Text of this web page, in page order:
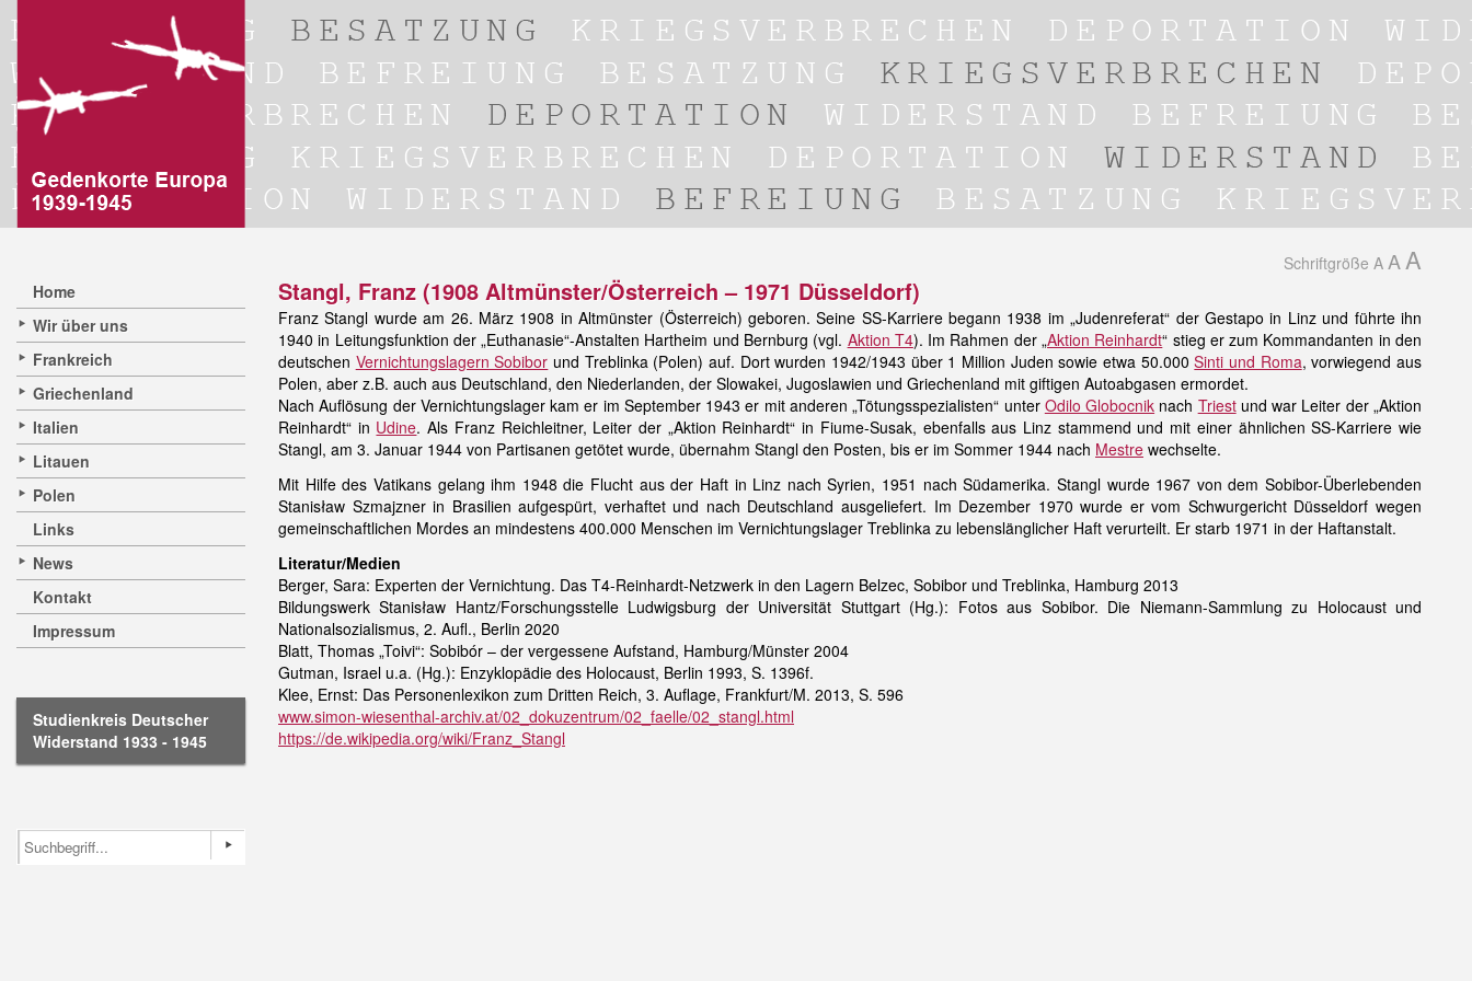
Home
Wir über uns
Frankreich
Griechenland
Italien
Litauen
Polen
Links
News
Kontakt
Impressum
Studienkreis Deutscher
Widerstand 1933 - 1945
Schriftgröße A A A
Stangl, Franz (1908 Altmünster/Österreich – 1971 Düsseldorf)
Franz Stangl wurde am 26. März 1908 in Altmünster (Österreich) geboren. Seine SS-Karriere begann 1938 im „Judenreferat“ der Gestapo in Linz und führte ihn
1940 in Leitungsfunktion der „Euthanasie“-Anstalten Hartheim und Bernburg (vgl. Aktion T4). Im Rahmen der „Aktion Reinhardt“ stieg er zum Kommandanten in den
deutschen Vernichtungslagern Sobibor und Treblinka (Polen) auf. Dort wurden 1942/1943 über 1 Million Juden sowie etwa 50.000Sinti und Roma, vorwiegend aus
Polen, aber z.B. auch aus Deutschland, den Niederlanden, der Slowakei, Jugoslawien und Griechenland mit giftigen Autoabgasen ermordet.
Nach Auflösung der Vernichtungslager kam er im September 1943 er mit anderen „Tötungsspezialisten“ unter Odilo Globocnik nach Triestund war Leiter der „Aktion
Reinhardt“ in Udine. Als Franz Reichleitner, Leiter der „Aktion Reinhardt“ in Fiume-Susak, ebenfalls aus Linz stammend und mit einer ähnlichen SS-Karriere wie
Stangl, am 3. Januar 1944 von Partisanen getötet wurde, übernahm Stangl den Posten, bis er im Sommer 1944 nach Mestre wechselte.
Mit Hilfe des Vatikans gelang ihm 1948 die Flucht aus der Haft in Linz nach Syrien, 1951 nach Südamerika. Stangl wurde 1967 von dem Sobibor-Überlebenden
Stanisław Szmajzner in Brasilien aufgespürt, verhaftet und nach Deutschland ausgeliefert. Im Dezember 1970 wurde er vom Schwurgericht Düsseldorf wegen
gemeinschaftlichen Mordes an mindestens 400.000 Menschen im Vernichtungslager Treblinka zu lebenslänglicher Haft verurteilt. Er starb 1971 in der Haftanstalt.
Literatur/Medien
Berger, Sara: Experten der Vernichtung. Das T4-Reinhardt-Netzwerk in den Lagern Belzec, Sobibor und Treblinka, Hamburg 2013
Bildungswerk Stanisław Hantz/Forschungsstelle Ludwigsburg der Universität Stuttgart (Hg.): Fotos aus Sobibor. Die Niemann-Sammlung zu Holocaust und
Nationalsozialismus, 2. Aufl., Berlin 2020
Blatt, Thomas „Toivi“: Sobibór – der vergessene Aufstand, Hamburg/Münster 2004
Gutman, Israel u.a. (Hg.): Enzyklopädie des Holocaust, Berlin 1993, S. 1396f.
Klee, Ernst: Das Personenlexikon zum Dritten Reich, 3. Auflage, Frankfurt/M. 2013, S. 596
www.simon-wiesenthal-archiv.at/02_dokuzentrum/02_faelle/02_stangl.html
https://de.wikipedia.org/wiki/Franz_Stangl